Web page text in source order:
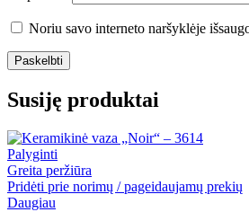
Noriu savo interneto naršyklėje
Susiję produktai
Palyginti
Greita peržiūra
Pridėti prie norimų / pageidaujamų prekių
Daugiau